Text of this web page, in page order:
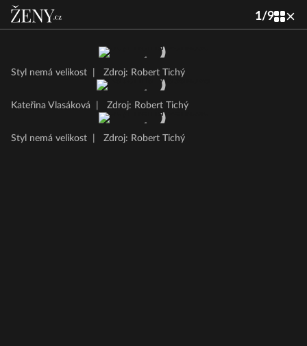
1/9
Styl nemá velikost Zdroj: Robert Tichý
Kateřina Vlasáková Zdroj: Robert Tichý
Styl nemá velikost Zdroj: Robert Tichý